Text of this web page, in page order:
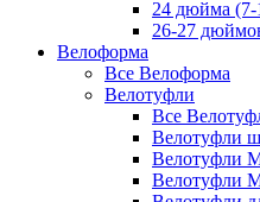
24 дюйма (7-
26-27
Велоформа
Все Велоформа
Велотуфли
Все
Велотуфли
Велотуфли
Велотуфли